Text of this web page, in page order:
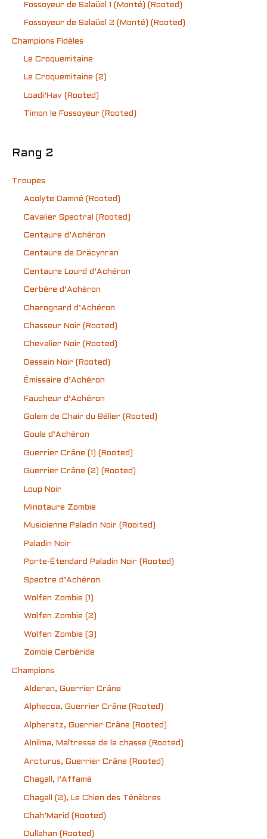
Fossoyeur de Salaüel 1 (Monté) (Rooted)
Fossoyeur de Salaüel 2 (Monté) (Rooted)
Champions Fidèles
Le Croquemitaine
Le Croquemitaine (2)
Loadi’Hav (Rooted)
Timon le Fossoyeur (Rooted)
Rang 2
Troupes
Acolyte Damné (Rooted)
Cavalier Spectral (Rooted)
Centaure d’Achéron
Centaure de Dräcynran
Centaure Lourd d’Achéron
Cerbère d’Achéron
Charognard d’Achéron
Chasseur Noir (Rooted)
Chevalier Noir (Rooted)
Dessein Noir (Rooted)
Émissaire d’Achéron
Faucheur d’Achéron
Golem de Chair du Bélier (Rooted)
Goule d’Achéron
Guerrier Crâne (1) (Rooted)
Guerrier Crâne (2) (Rooted)
Loup Noir
Minotaure Zombie
Musicienne Paladin Noir (Rooited)
Paladin Noir
Porte-Étendard Paladin Noir (Rooted)
Spectre d’Achéron
Wolfen Zombie (1)
Wolfen Zombie (2)
Wolfen Zombie (3)
Zombie Cerbéride
Champions
Alderan, Guerrier Crâne
Alphecca, Guerrier Crâne (Rooted)
Alpheratz, Guerrier Crâne (Rooted)
Alnilma, Maîtresse de la chasse (Rooted)
Arcturus, Guerrier Crâne (Rooted)
Chagall, l’Affamé
Chagall (2), Le Chien des Ténèbres
Chah’Marid (Rooted)
Dullahan (Rooted)